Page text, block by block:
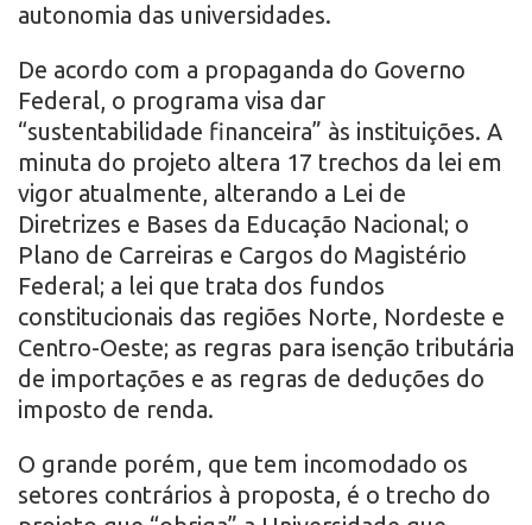
autonomia das universidades.
De acordo com a propaganda do Governo
Federal, o programa visa dar
“sustentabilidade financeira” às instituições. A
minuta do projeto altera 17 trechos da lei em
vigor atualmente, alterando a Lei de
Diretrizes e Bases da Educação Nacional; o
Plano de Carreiras e Cargos do Magistério
Federal; a lei que trata dos fundos
constitucionais das regiões Norte, Nordeste e
Centro-Oeste; as regras para isenção tributária
de importações e as regras de deduções do
imposto de renda.
O grande porém, que tem incomodado os
setores contrários à proposta, é o trecho do